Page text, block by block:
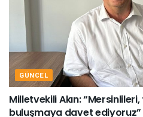
GÜNCEL
Milletvekili Akın:
buluşmaya davet ediyoruz”